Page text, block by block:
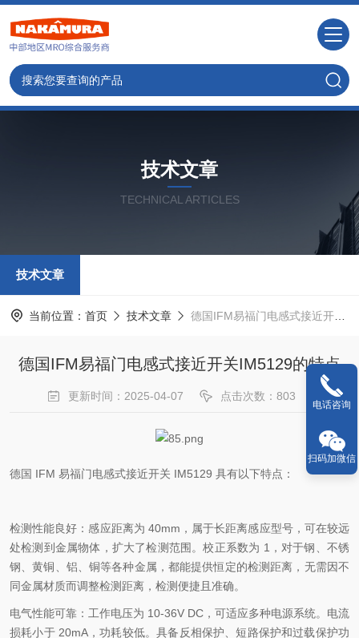
技术文章
TECHNICAL ARTICLES
技术文章
当前位置： 首页 技术文章 德国IFM易福门电感式接近开关IM5129的特点
德国IFM易福门电感式接近开关IM5129的特点
更新时间：2025-04-07 点击次数：803
德国 IFM 易福门电感式接近开关 IM5129 具有以下特点：
检测性能良好：感应距离为 40mm，属于长距离感应型号，可在较远
处检测到金属物体，扩大了检测范围。校正系数为 1，对于钢、不锈
钢、黄铜、铝、铜等各种金属，都能提供恒定的检测距离，无需因不
同金属材质而调整检测距离，检测便捷且准确。
电气性能可靠：工作电压为 10-36V DC，可适应多种电源系统。电流
损耗小于 20mA，功耗较低。具备反相保护、短路保护和过载保护功
电话咨询
扫码加微信